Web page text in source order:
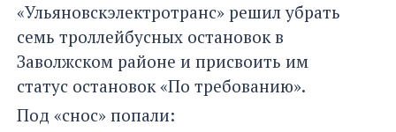
«Ульяновскэлектротранс» решил убрать
семь троллейбусных остановок в
Заволжском районе и присвоить им
статус остановок «По требованию».
Под «снос» попали: